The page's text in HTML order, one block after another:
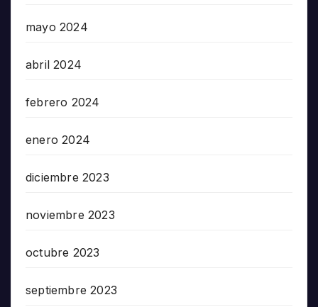
mayo 2024
abril 2024
febrero 2024
enero 2024
diciembre 2023
noviembre 2023
octubre 2023
septiembre 2023